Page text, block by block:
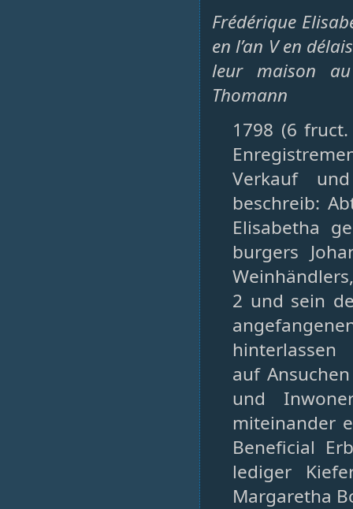
Frédérique
en l’an V en
leur maison au
Thomann
1798 (6
Verkauf
beschreib:
Elisabetha
burgers
2 und sein
hinterlassen
auf
und
miteinander
Beneficial
lediger
Margaretha